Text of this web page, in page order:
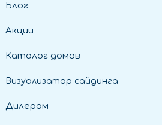
Блог
Акции
Каталог домов
Визуализатор сайдинга
Дилерам